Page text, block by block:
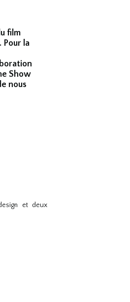
film
Pour la
Show
nous
et deux